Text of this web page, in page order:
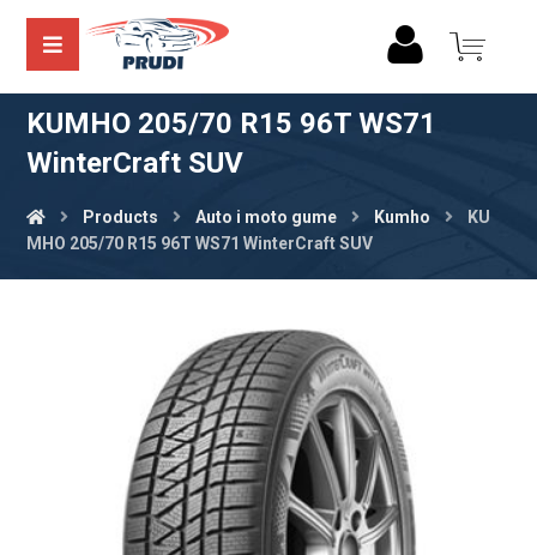
KUMHO 205/70 R15 96T WS71
WinterCraft SUV
Products Auto i moto gume Kumho
KU
MHO 205/70 R15 96T WS71 WinterCraft SUV